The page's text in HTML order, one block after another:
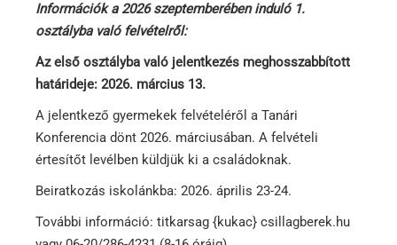
Információk a 2026 szeptemberében induló 1.
osztályba való felvételről:
Az első osztályba való jelentkezés meghosszabbított
határideje: 2026. március 13.
A jelentkező gyermekek felvételéről a Tanári
Konferencia dönt 2026. márciusában. A felvételi
értesítőt levélben küldjük ki a családoknak.
Beiratkozás iskolánkba: 2026. április 23-24.
További információ: titkarsag {kukac} csillagberek.hu